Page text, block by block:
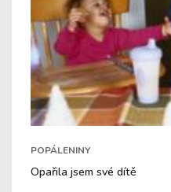
POPÁLENINY
Opařila jsem své dítě